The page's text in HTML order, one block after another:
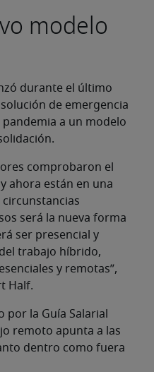
modelo
durante el último
de emergencia
a un modelo
comprobaron el
ahora están en una
será la nueva forma
ser presencial y
trabajo híbrido,
y remotas”,
Half.
por la Guía Salarial
remoto apunta a las
dentro como fuera